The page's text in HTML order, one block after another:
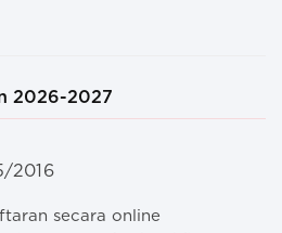
2026-2027
2016
secara online